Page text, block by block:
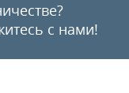
с нами!